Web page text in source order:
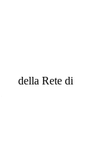
della Rete di